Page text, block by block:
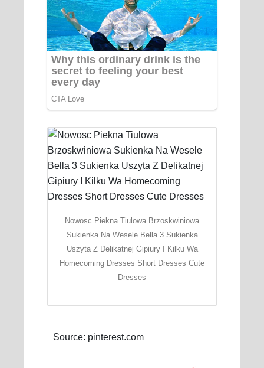
Nowosc Piekna Tiulowa Brzoskwiniowa
Sukienka Na Wesele Bella 3 Sukienka
Uszyta Z Delikatnej Gipiury I Kilku Wa
Homecoming Dresses Short Dresses Cute
Dresses
Source: pinterest.com